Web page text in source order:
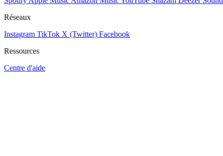
Réseaux
Instagram TikTok X (Twitter) Facebook
Ressources
Centre d'aide